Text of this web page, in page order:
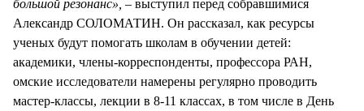
большой резонанс», – выступил перед собравшимися
Александр СОЛОМАТИН. Он рассказал, как ресурсы
ученых будут помогать школам в обучении детей:
академики, члены-корреспонденты, профессора РАН,
омские исследователи намерены регулярно проводить
мастер-классы, лекции в 8-11 классах, в том числе в День